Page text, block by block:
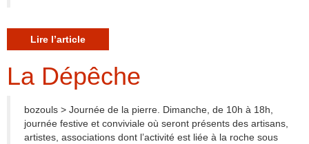
Lire l’article
La Dépêche
bozouls > Journée de la pierre. Dimanche, de 10h à 18h,
journée festive et conviviale où seront présents des artisans,
artistes, associations dont l’activité est liée à la roche sous